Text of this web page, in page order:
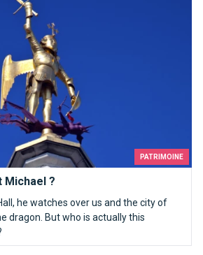
PATRIMOINE
Michael ?
he watches over us and the city of
dragon. But who is actually this